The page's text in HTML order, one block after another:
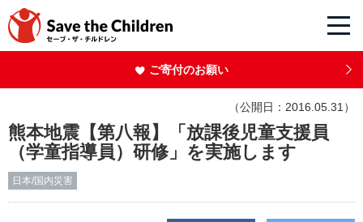
ご寄付のお願い
（公開日：2016.05.31）
熊本地震【第八報】「放課後児童支援員
（学童指導員）研修」を実施します
日本/国内災害